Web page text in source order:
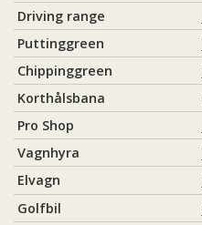
Driving range
Puttinggreen
Chippinggreen
Korthålsbana
Pro Shop
Vagnhyra
Elvagn
Golfbil